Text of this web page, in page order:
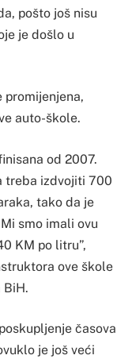
pošto još nisu
je došlo u
promijenjena,
auto-škole.
od 2007.
treba izdvojiti 700
tako da je
smo imali ovu
KM po litru”,
ove škole
časova
je još veći